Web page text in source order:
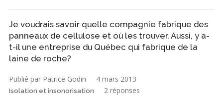
Je voudrais savoir quelle compagnie fabrique des
panneaux de cellulose et où les trouver. Aussi, y a-
t-il une entreprise du Québec qui fabrique de la
laine de roche?
Publié par Patrice Godin 4 mars 2013
Isolation et insonorisation 2 réponses